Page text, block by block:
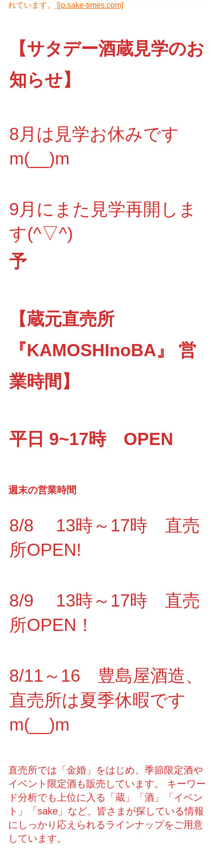
れています。
[jp.sake-times.com]
【サタデー酒蔵見学のお
知らせ】
8月は見学お休みです
m(__)m
9月にまた見学再開しま
す(^▽^)
予
【蔵元直売所
『KAMOSHInoBA』 営
業時間】
平日 9~17時 OPEN
週末の営業時間
8/8 13時～17時 直売
所OPEN!
8/9 13時～17時 直売
所OPEN！
8/11～16 豊島屋酒造、
直売所は夏季休暇です
m(__)m
直売所では「金婚」をはじめ、季節限定酒や
イベント限定酒も販売しています。 キーワー
ド分析でも上位に入る「蔵」「酒」「イベン
ト」「sake」など、皆さまが探している情報
にしっかり応えられるラインナップをご用意
しています。